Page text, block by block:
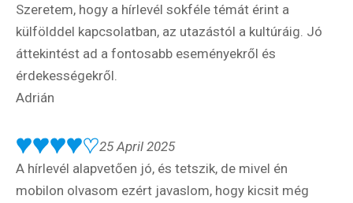
Feliratkozom
Felhasználási feltételek
Szeretem, hogy a hírlevél sokféle témát érint a
külfölddel kapcsolatban, az utazástól a kultúráig. Jó
áttekintést ad a fontosabb eseményekről és
érdekességekről.
Adrián
25 April 2025
A hírlevél alapvetően jó, és tetszik, de mivel én
mobilon olvasom ezért javaslom, hogy kicsit még